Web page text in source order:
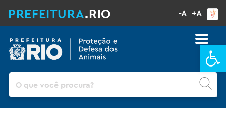
PREFEITURA.RIO -A +A